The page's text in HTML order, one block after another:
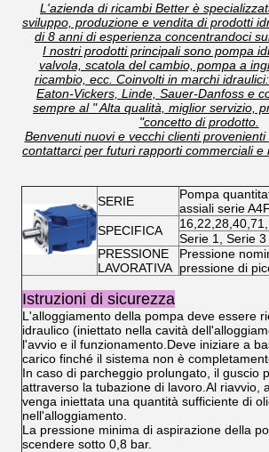
L'azienda di ricambi Better è
sviluppo, produzione e vendita di prodotti
di 8 anni di esperienza concentrandoci
I nostri prodotti principali sono pompa
valvola, scatola del cambio, pompa a
ricambio, ecc. Coinvolti in marchi
Eaton-Vickers, Linde, Sauer-Danfoss e
sempre al " Alta qualità, miglior servizio,
"concetto di prodotto.
Benvenuti nuovi e vecchi clienti
contattarci per futuri rapporti commerciali e
SERIE
Pompa
assiali serie
SPECIFICA
Serie 1, Serie 3
PRESSIONE
LAVORATIVA
Pressione
pressione di
Istruzioni di sicurezza
L'alloggiamento della pompa deve essere
idraulico (iniettato nella cavità
l'avvio e il funzionamento.Deve iniziare a
carico finché il sistema non è
In caso di parcheggio prolungato, il guscio
attraverso la tubazione di lavoro.Al riavvio,
venga iniettata una quantità sufficiente di
nell'alloggiamento.
La pressione minima di aspirazione della
scendere sotto 0,8 bar.